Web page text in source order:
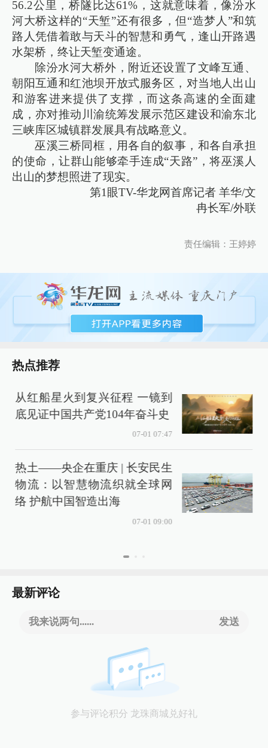
56.2公里，桥隧比达61%，这就意味着，像汾水
河大桥这样的“天堑”还有很多，但“造梦人”和筑
路人凭借着敢与天斗的智慧和勇气，逢山开路遇
水架桥，终让天堑变通途。
除汾水河大桥外，附近还设置了文峰互通、
朝阳互通和红池坝开放式服务区，对当地人出山
和游客进来提供了支撑，而这条高速的全面建
成，亦对推动川渝统筹发展示范区建设和渝东北
三峡库区城镇群发展具有战略意义。
巫溪三桥同框，用各自的叙事，和各自承担
的使命，让群山能够牵手连成“天路”，将巫溪人
出山的梦想照进了现实。
第1眼TV-华龙网首席记者 羊华/文
冉长军/外联
责任编辑：王婷婷
热点推荐
从红船星火到复兴征程 一镜到
底见证中国共产党104年奋斗史
07-01 07:47
热土——央企在重庆 | 长安民生
物流：以智慧物流织就全球网
络 护航中国智造出海
07-01 09:00
最新评论
我来说两句...... 发送
参与评论积分 龙珠商城兑好礼